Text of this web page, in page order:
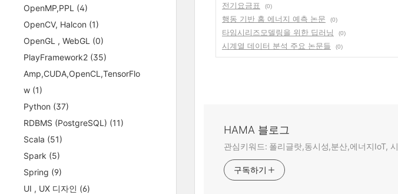
OpenMP,PPL (4)
OpenCV, Halcon (1)
OpenGL , WebGL (0)
PlayFramework2 (35)
Amp,CUDA,OpenCL,TensorFlo
w (1)
Python (37)
RDBMS (PostgreSQL) (11)
Scala (51)
Spark (5)
Spring (9)
UI , UX 디자인 (6)
전기요금표
(0)
행동 기반 홈 에너지 예측 논문
(0)
타임시리즈모델링을 위한 딥러닝
(0)
시계열 데이터 분석 주요 논문들
(0)
HAMA 블로그
관심키워드: 폴리글랏,동시성,분산,에너지IoT,
구독하기